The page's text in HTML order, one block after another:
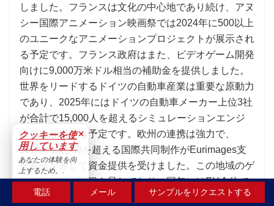
しました。フランスは文化の中心地であり続け、アヌ
シー国際アニメーション映画祭では2024年に500以上
のユニークなアニメーションプロジェクトが展示され
る予定です。フランス政府はまた、ビデオゲーム開発
向けに9,000万米ドル相当の補助金を提供しました。
世界をリードするドイツの自動車産業は重要な原動力
であり、2025年にはドイツの自動車メーカー上位3社
が合計で15,000人を超えるシミュレーションエンジ
ニアを雇用する予定です。欧州の連携は強力で、
2024年には80を超える国際共同制作がEurimages支
援基金を通じて資金提供を受けました。この地域のゲ
ームシーンも活況を呈しており、同年にはEU全体で
1,200を超える新しいゲーム開発スタジオが設立され
電話 メール サンプルをリクエストする
クッキーを使
用しています
×
あなたの体験を向
上するため。.
受け入れる